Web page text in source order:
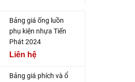
Bảng giá ống luồn
phụ kiện nhựa Tiến
Phát 2024
Liên hệ
Bảng giá phích và ổ